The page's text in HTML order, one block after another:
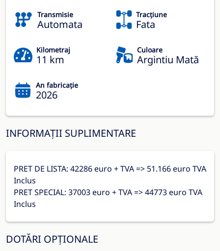
Transmisie
Automata
Tracțiune
Fata
Kilometraj
11 km
Culoare
Argintiu Mată
An fabricație
2026
INFORMAȚII SUPLIMENTARE
PRET DE LISTA: 42286 euro + TVA => 51.166 euro TVA
Inclus
PRET SPECIAL: 37003 euro + TVA => 44773 euro TVA
Inclus
DOTĂRI OPȚIONALE